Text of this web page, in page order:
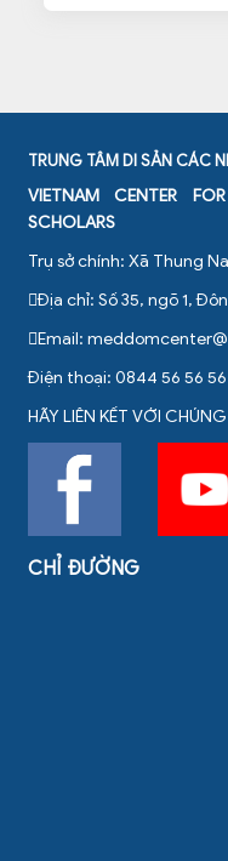
TRUNG TÂM DI SẢN CÁC
VIETNAM CENTER
SCHOLARS
Trụ sở chính: Xã Thung
Địa chỉ: Số 35, ngõ 1,
Email:
Điện thoại: 0844 56 56 56
HÃY LIÊN KẾT VỚI
CHỈ ĐƯỜNG